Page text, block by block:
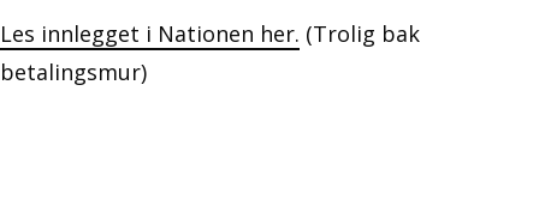
Les innlegget i Nationen her. (Trolig bak
betalingsmur)